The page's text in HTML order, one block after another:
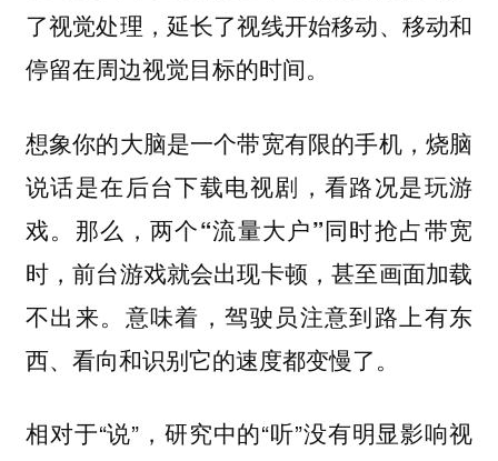
了视觉处理，延长了视线开始移动、移动和
停留在周边视觉目标的时间。
想象你的大脑是一个带宽有限的手机，烧脑
说话是在后台下载电视剧，看路况是玩游
戏。那么， 两个“流量大户”同时抢占带宽
时，前台游戏就会出现卡顿 ，甚至画面加载
不出来。意味着，驾驶员注意到路上有东
西、看向和识别它的速度都变慢了。
相对于“说”，研究中的“听”没有明显影响视